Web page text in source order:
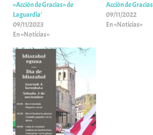
«Acción de Gracias» de
Laguardia’
09/11/2023
En «Noticias»
Acción de Gracias
09/11/2022
En «Noticias»